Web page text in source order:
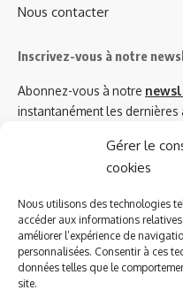
Gérer le
cookies
Nous utilisons des technologies
accéder aux informations
améliorer l’expérience de
personnalisées. Consentir à ces
données telles que le
site.
Nous contacter
Inscrivez-vous à notre
Abonnez-vous à notre
instantanément les dernières
Azinat.com TV soutient